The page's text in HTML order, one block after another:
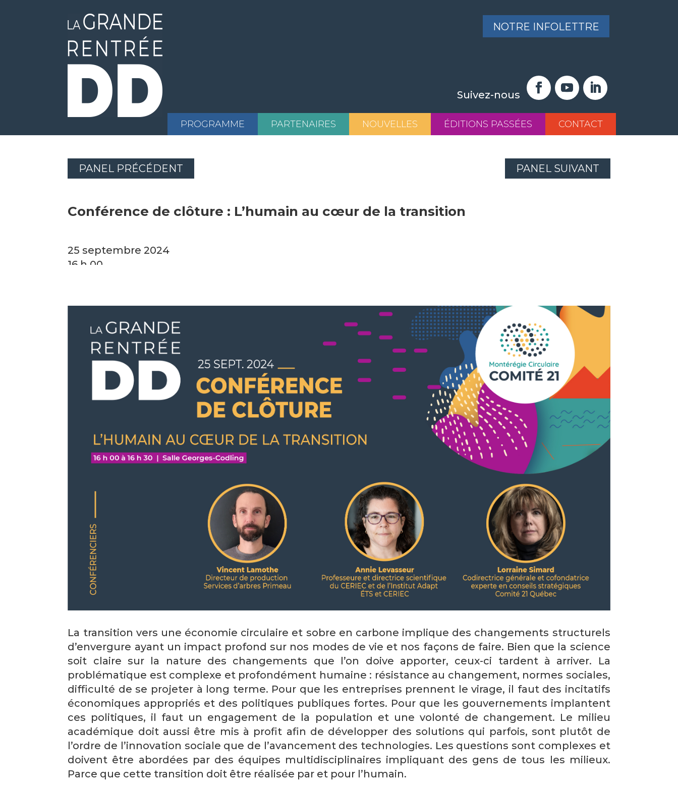
Suivez-nous
NOTRE INFOLETTRE
PROGRAMME PARTENAIRES NOUVELLES ÉDITIONS PASSÉES CONTACT
PANEL PRÉCÉDENT PANEL SUIVANT
Conférence de clôture : L’humain au cœur de la transition
25 septembre 2024
16 h 00
La transition vers une économie circulaire et sobre en carbone implique des changements structurels
d’envergure ayant un impact profond sur nos modes de vie et nos façons de faire. Bien que la science
soit claire sur la nature des changements que l’on doive apporter, ceux-ci tardent à arriver. La
problématique est complexe et profondément humaine : résistance au changement, normes sociales,
difficulté de se projeter à long terme. Pour que les entreprises prennent le virage, il faut des incitatifs
économiques appropriés et des politiques publiques fortes. Pour que les gouvernements implantent
ces politiques, il faut un engagement de la population et une volonté de changement. Le milieu
académique doit aussi être mis à profit afin de développer des solutions qui parfois, sont plutôt de
l’ordre de l’innovation sociale que de l’avancement des technologies. Les questions sont complexes et
doivent être abordées par des équipes multidisciplinaires impliquant des gens de tous les milieux.
Parce que cette transition doit être réalisée par et pour l’humain.